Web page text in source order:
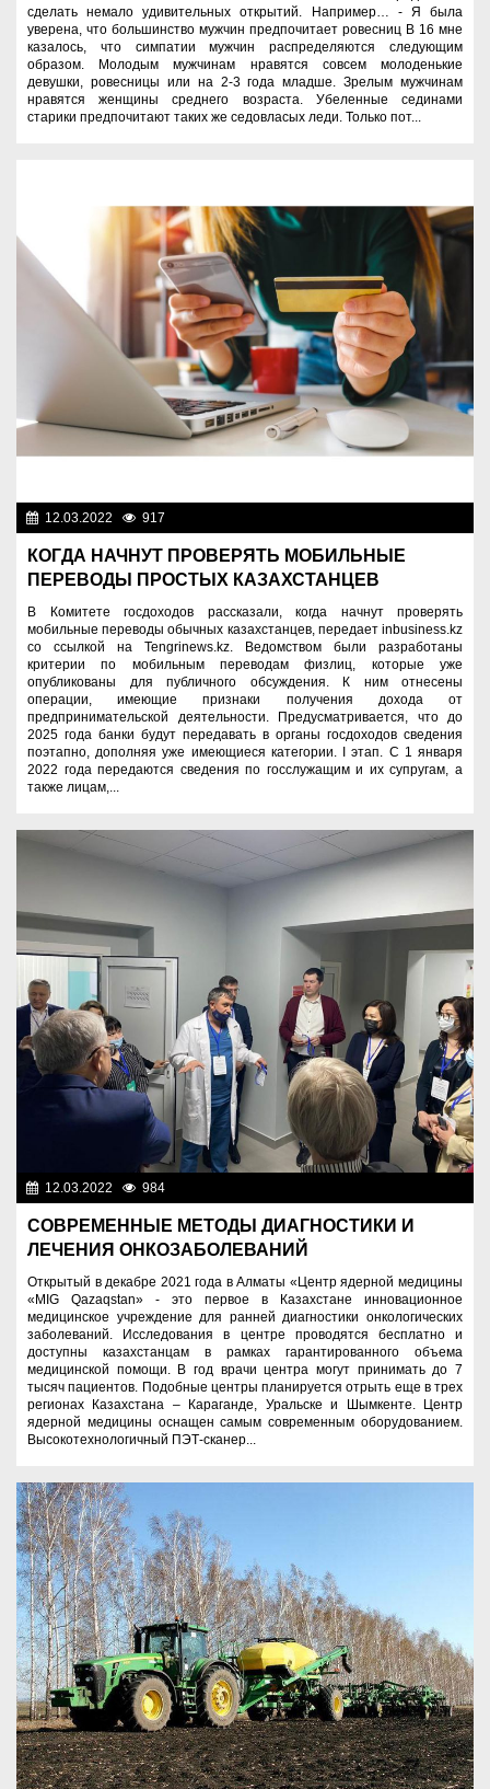
сделать немало удивительных открытий. Например… - Я была
уверена, что большинство мужчин предпочитает ровесниц В 16 мне
казалось, что симпатии мужчин распределяются следующим
образом. Молодым мужчинам нравятся совсем молоденькие
девушки, ровесницы или на 2-3 года младше. Зрелым мужчинам
нравятся женщины среднего возраста. Убеленные сединами
старики предпочитают таких же седовласых леди. Только пот...
12.03.2022 917
КОГДА НАЧНУТ ПРОВЕРЯТЬ МОБИЛЬНЫЕ
ПЕРЕВОДЫ ПРОСТЫХ КАЗАХСТАНЦЕВ
В Комитете госдоходов рассказали, когда начнут проверять
мобильные переводы обычных казахстанцев, передает inbusiness.kz
со ссылкой на Tengrinews.kz. Ведомством были разработаны
критерии по мобильным переводам физлиц, которые уже
опубликованы для публичного обсуждения. К ним отнесены
операции, имеющие признаки получения дохода от
предпринимательской деятельности. Предусматривается, что до
2025 года банки будут передавать в органы госдоходов сведения
поэтапно, дополняя уже имеющиеся категории. I этап. С 1 января
2022 года передаются сведения по госслужащим и их супругам, а
также лицам,...
12.03.2022 984
СОВРЕМЕННЫЕ МЕТОДЫ ДИАГНОСТИКИ И
ЛЕЧЕНИЯ ОНКОЗАБОЛЕВАНИЙ
Открытый в декабре 2021 года в Алматы «Центр ядерной медицины
«MIG Qazaqstan» - это первое в Казахстане инновационное
медицинское учреждение для ранней диагностики онкологических
заболеваний. Исследования в центре проводятся бесплатно и
доступны казахстанцам в рамках гарантированного объема
медицинской помощи. В год врачи центра могут принимать до 7
тысяч пациентов. Подобные центры планируется отрыть еще в трех
регионах Казахстана – Караганде, Уральске и Шымкенте. Центр
ядерной медицины оснащен самым современным оборудованием.
Высокотехнологичный ПЭТ-сканер...